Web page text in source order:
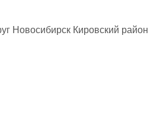
Новосибирск Кировский район